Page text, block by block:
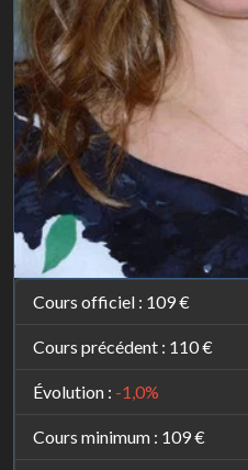
Cours officiel : 109 €
Cours précédent : 110 €
Évolution : -1,0%
Cours minimum : 109 €